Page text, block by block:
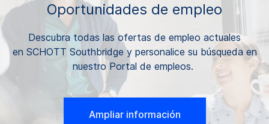
Oportunidades de empleo
Descubra todas las ofertas de empleo actuales
en SCHOTT Southbridge y personalice su búsqueda en
nuestro Portal de empleos.
Ampliar información